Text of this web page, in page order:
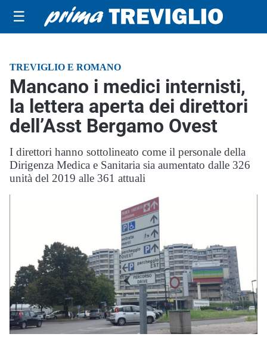
☰
TREVIGLIO E ROMANO
Mancano i medici internisti,
la lettera aperta dei direttori
dell’Asst Bergamo Ovest
I direttori hanno sottolineato come il personale della
Dirigenza Medica e Sanitaria sia aumentato dalle 326
unità del 2019 alle 361 attuali